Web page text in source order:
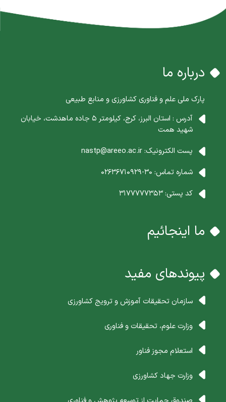
درباره ما
پارک ملی علم و فناوری کشاورزی و منابع طبیعی
آدرس : استان البرز، کرج، کیلومتر 5 جاده ماهدشت، خیابان
شهید همت
پست الکترونیک:nastp@areeo.ac.ir
شماره تماس: 30-02636710929
کد پستی:3177777353
ما اینجائیم
پیوندهای مفید
سازمان تحقیقات آموزش و ترویج کشاورزی
وزارت علوم، تحقیقات و فناوری
استعلام مجوز فناور
وزارت جهاد کشاورزی